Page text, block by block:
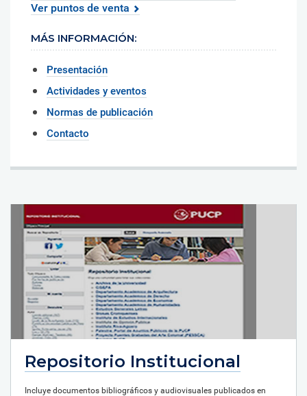
Ver puntos de venta
MÁS INFORMACIÓN:
Presentación
Actividades y eventos
Normas de publicación
Contacto
Repositorio Institucional
Incluye documentos bibliográficos y audiovisuales publicados en